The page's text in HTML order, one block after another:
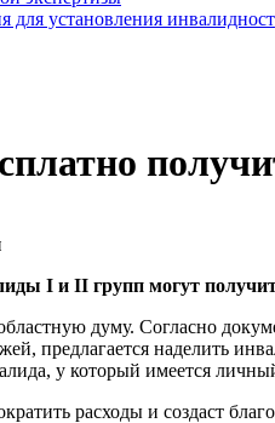
для установления инвалидност
I и II групп могут
думу. Согласно
предлагается наделить
у который имеется
расходы и создаст